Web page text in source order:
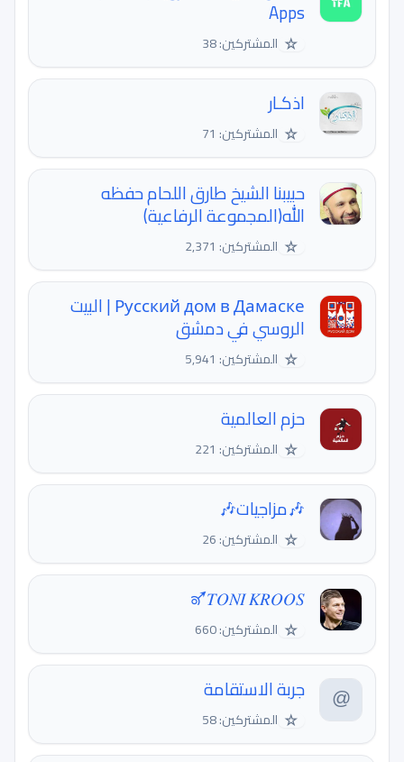
Apps
☆ المشتركين: 38
اذكـار
☆ المشتركين: 71
حبيبنا الشيخ طارق اللحام حفظه
الله(المجموعة الرفاعية)
☆ المشتركين: 2,371
Русский дом в Дамаске | البيت
الروسي في دمشق
☆ المشتركين: 5,941
حزم العالمية
☆ المشتركين: 221
🎶مزاجيات🎶
☆ المشتركين: 26
𝑇𝑂𝑁𝐼 𝐾𝑅𝑂𝑂𝑆🜝
☆ المشتركين: 660
جربة الاستقامة
☆ المشتركين: 58